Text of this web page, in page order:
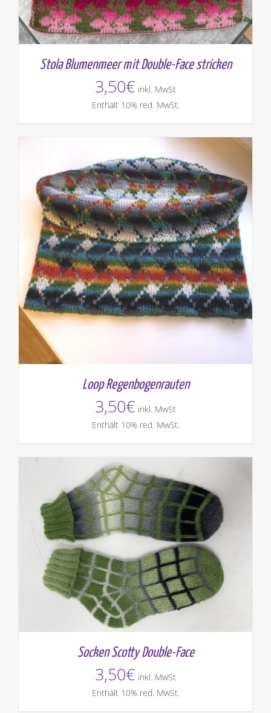
Stola Blumenmeer mit Double-Face stricken
3,50€ inkl. MwSt
Enthält 10% red. MwSt.
Loop Regenbogenrauten
3,50€ inkl. MwSt
Enthält 10% red. MwSt.
Socken Scotty Double-Face
3,50€ inkl. MwSt
Enthält 10% red. MwSt.